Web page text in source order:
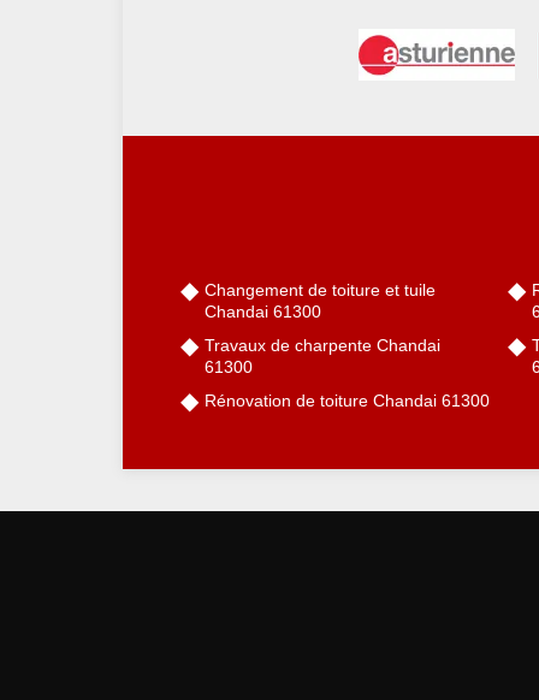
Changement de toiture et tuile
Chandai 61300
Travaux de charpente Chandai
61300
Rénovation de toiture Chandai 61300